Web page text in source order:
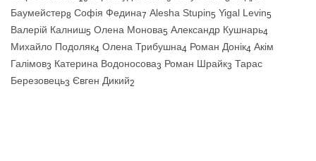
Баумейстер8 Софія Федина7 Alesha Stupin5 Yigal Levin5
Валерій Калниш5 Олена Монова5 Александр Кушнарь4
Михайло Подоляк4 Олена Трибушна4 Роман Донік4 Акім
Галімов3 Катерина Водоносова3 Роман Шрайк3 Тарас
Березовець3 Євген Дикий2